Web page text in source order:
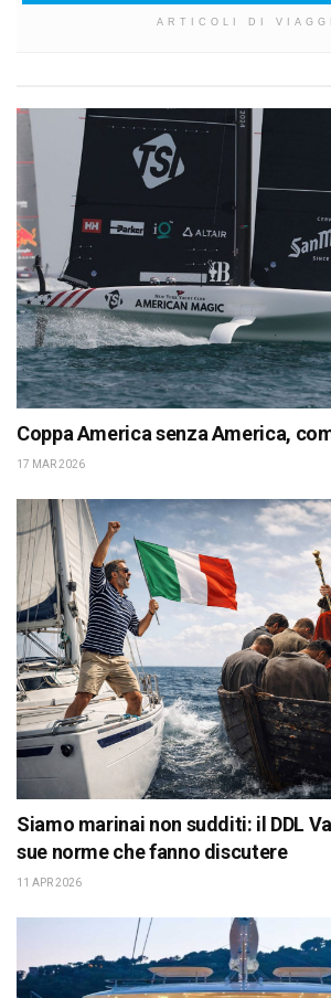
ARTICOLI DI VIAGGI
Coppa America senza America,
17 MAR 2026
Siamo marinai non sudditi: il DDL
sue norme che fanno discutere
11 APR 2026